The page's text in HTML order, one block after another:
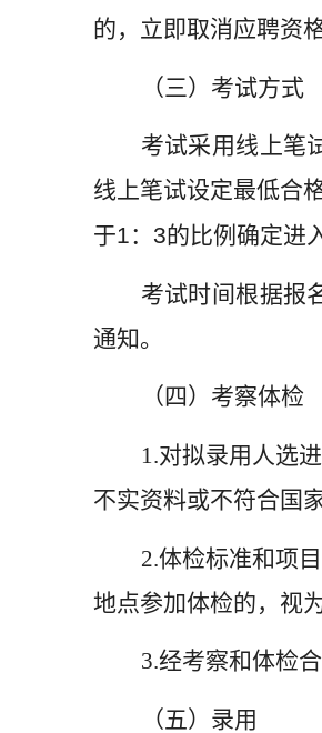
的，立即取消应聘资
（三）考试方式
考试采用线上笔
线上笔试设定最低合
于1： 3的比例确定进
考试时间根据报
通知。
（四）考察体检
1.对拟录用人选
不实资料或不符合国
2.体检标准和项
地点参加体检的，视
3.经考察和体检
（五）录用